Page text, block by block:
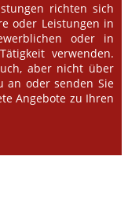
richten sich
oder Leistungen in
oder in
verwenden.
aber nicht über
an oder senden Sie
Angebote zu Ihren